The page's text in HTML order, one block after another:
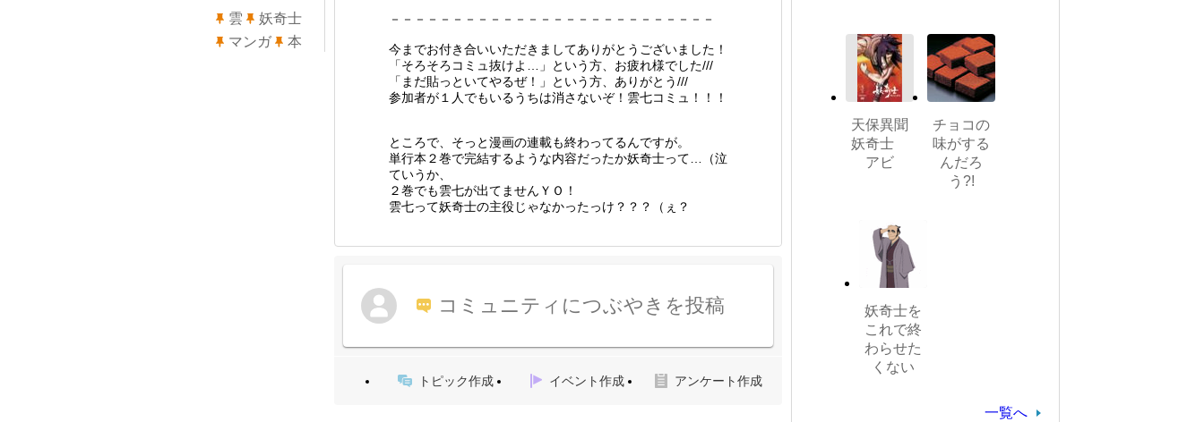
－－－－－－－－－－－－－－－－－－－－－－－－－－
今までお付き合いいただきましてありがとうございました！
「そろそろコミュ抜けよ…」という方、お疲れ様でした///
「まだ貼っといてやるぜ！」という方、ありがとう///
参加者が１人でもいるうちは消さないぞ！雲七コミュ！！！
ところで、そっと漫画の連載も終わってるんですが。
単行本２巻で完結するような内容だったか妖奇士って…（泣
ていうか、
２巻でも雲七が出てませんＹＯ！
雲七って妖奇士の主役じゃなかったっけ？？？（ぇ？
コミュニティにつぶやきを投稿
トピック作成 イベント作成 アンケート作成
雲
妖奇士
マンガ
本
天保異聞
妖奇士
アビ
チョコの
味がする
んだろ
う?!
妖奇士を
これで終
わらせた
くない
一覧へ